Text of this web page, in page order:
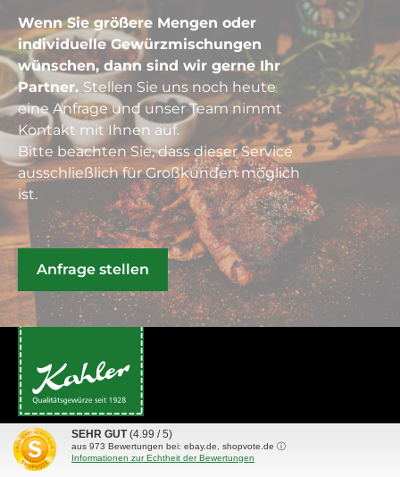
Wenn Sie größere Mengen oder
individuelle Gewürzmischungen
wünschen, dann sind wir gerne Ihr
Partner. Stellen Sie uns noch heute
eine Anfrage und unser Team nimmt
Kontakt mit Ihnen auf.
Bitte beachten Sie, dass dieser Service
ausschließlich für Großkunden möglich
ist.
Anfrage stellen
SEHR GUT (4.99 / 5)
aus 973 Bewertungen bei: ebay.de, shopvote.de ⓘ
Informationen zur Echtheit der Bewertungen